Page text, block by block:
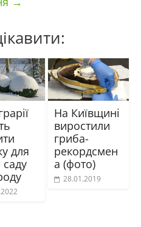
для
саду
На Київщині
виростили
гриба-
рекордсмен
а (фото)
28.01.2019